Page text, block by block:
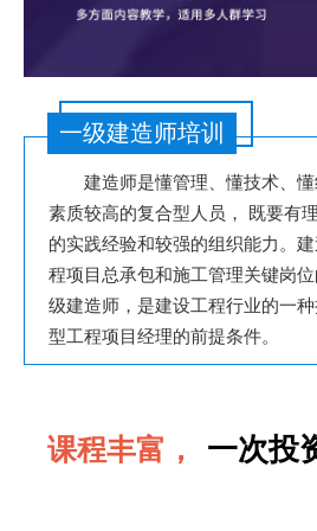
一级建造师培训
建造师是懂管理、懂技术、
素质较高的复合型人员， 既要有
的实践经验和较强的组织能力。
程项目总承包和施工管理关键岗
级建造师，是建设工程行业的一
型工程项目经理的前提条件。
课程丰富， 一次投